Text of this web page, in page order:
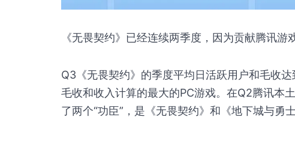
《无畏契约》已经连续两季度，因为贡献腾讯游
Q3《无畏契约》的季度平均日活跃用户和毛收
毛收和收入计算的最大的PC游戏。在Q2腾讯本
了两个“功臣”，是《无畏契约》和《地下城与勇